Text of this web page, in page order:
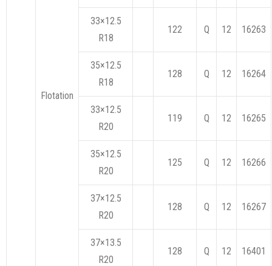
Flotation
33×12.5
R18
122 Q 12 16263
35×12.5
R18
128 Q 12 16264
33×12.5
R20
119 Q 12 16265
35×12.5
R20
125 Q 12 16266
37×12.5
R20
128 Q 12 16267
37×13.5
R20
128 Q 12 16401